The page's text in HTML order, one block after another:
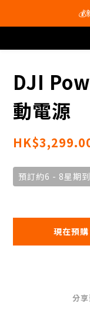
會💰
會
DJI
動電源
預訂約6 - 8星期
現在預購
分